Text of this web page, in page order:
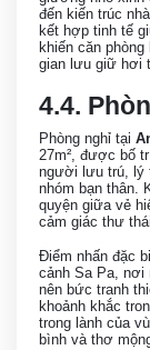
đến kiến trúc
kết hợp tinh tế
khiến căn
gian lưu giữ hơi
4.4.
Phòng nghỉ tại
27m², được bố
người lưu trú, lý
nhóm bạn thân.
quyện giữa vẻ
cảm giác thư
Điểm nhấn đặc
cảnh Sa Pa, nơi
nên bức tranh
khoảnh khắc
trong lành của
bình và thơ